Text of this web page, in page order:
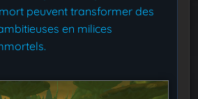
peuvent transformer des
en milices